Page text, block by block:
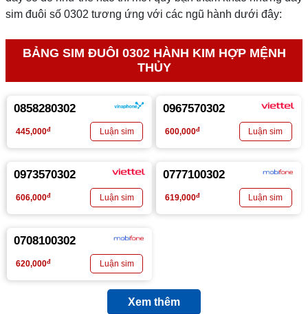
sim đuôi số 0302 tương ứng với các ngũ hành dưới đây:
BẢNG SIM ĐUÔI 0302 HÀNH KIM HỢP MỆNH
THỦY
0858280302
445,000đ
0967570302
600,000đ
0973570302
606,000đ
0777100302
619,000đ
0708100302
620,000đ
Xem thêm